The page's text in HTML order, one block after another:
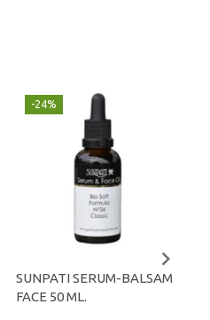
-24%
SUNPATI SERUM-BALSAM
FACE 50 ML.